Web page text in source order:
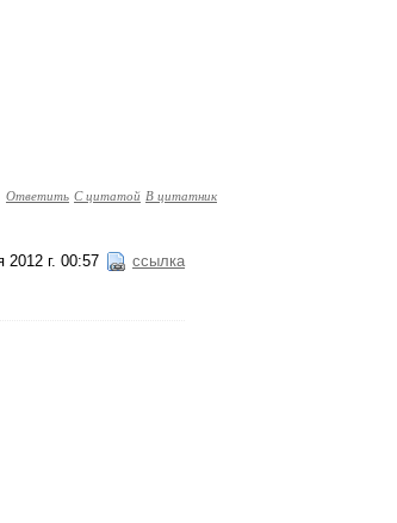
Ответить С цитатой В цитатник
2012 г. 00:57 ссылка